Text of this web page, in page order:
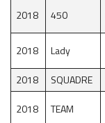
2018 450
2018 Lady
2018
SQUADRE
2018
TEAM